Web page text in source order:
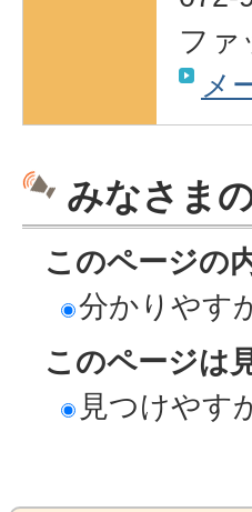
ファ
メ
みなさま
このページの
分かりやす
このページは
見つけやす